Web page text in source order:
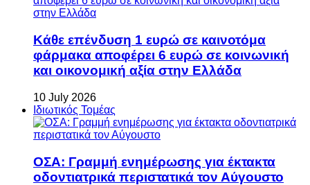
Κάθε επένδυση 1 ευρώ σε καινοτόμα
φάρμακα αποφέρει 6 ευρώ σε κοινωνική
και οικονομική αξία στην Ελλάδα
10 July 2026
Ιδιωτικός Τομέας
ΟΣΑ: Γραμμή ενημέρωσης για έκτακτα
οδοντιατρικά περιστατικά τον Αύγουστο